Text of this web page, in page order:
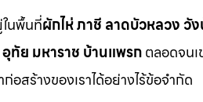
นพื้นที่ผักไห่ ภาชี ลาดบัวหลวง วั
ทัย มหาราช บ้านแพรกตลอดจน
อสร้างของเราได้อย่างไร้ข้อจำกัด